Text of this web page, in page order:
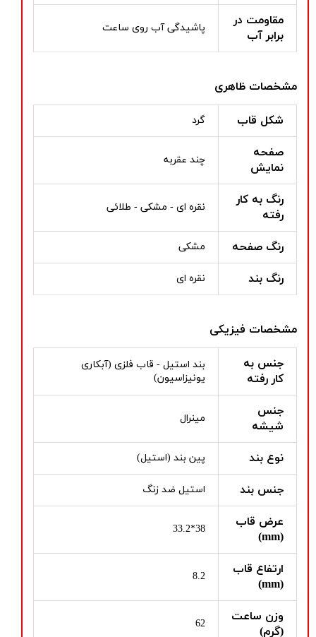
مقاومت در
برابر آب
پاشیدگی آب روی ساعت
مشخصات ظاهری
شکل قاب گرد
صفحه
نمایش
چند عقربه
رنگ به کار
رفته
نقره ای - مشکی - طلائی
رنگ صفحه مشکی
رنگ بند نقره ای
مشخصات فیزیکی
جنس به
کار رفته
بند استیل - قاب فلزی (آبکاری
یونیزاسیون)
جنس
شیشه
مینرال
نوع بند پین بند (استیل)
جنس بند استیل ضد زنگ
عرض قاب
(mm)
38*33.2
ارتفاع قاب
(mm)
8.2
وزن ساعت
(گرم)
62